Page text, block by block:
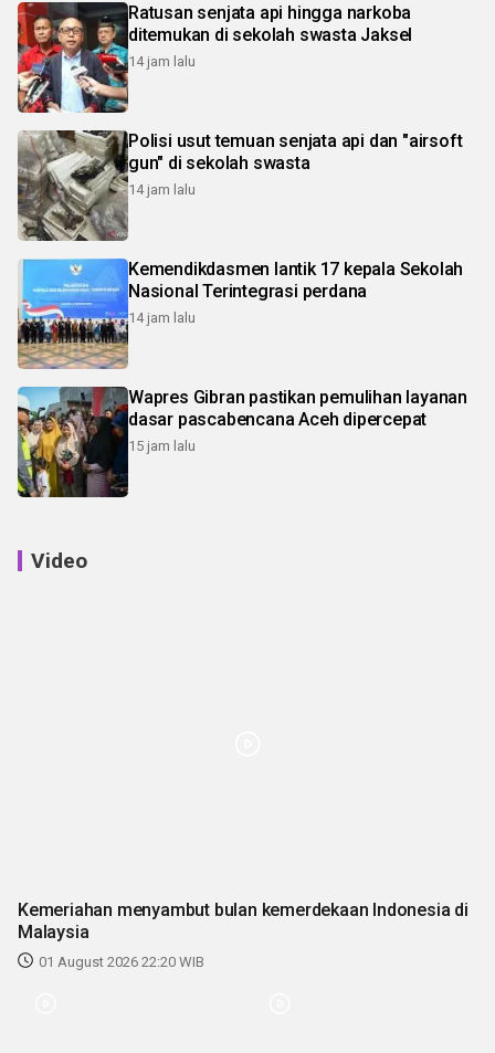
Ratusan senjata api hingga narkoba
ditemukan di sekolah swasta Jaksel
14 jam lalu
Polisi usut temuan senjata api dan "airsoft
gun" di sekolah swasta
14 jam lalu
Kemendikdasmen lantik 17 kepala Sekolah
Nasional Terintegrasi perdana
14 jam lalu
Wapres Gibran pastikan pemulihan layanan
dasar pascabencana Aceh dipercepat
15 jam lalu
Video
Kemeriahan menyambut bulan kemerdekaan Indonesia di
Malaysia
01 August 2026 22:20 WIB